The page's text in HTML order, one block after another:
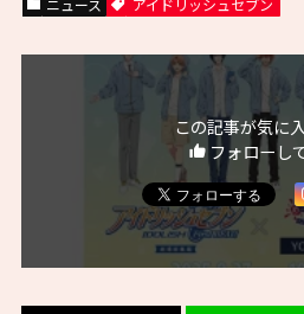
ニュース アイドリッシュセブン
この記事が気に
フォローし